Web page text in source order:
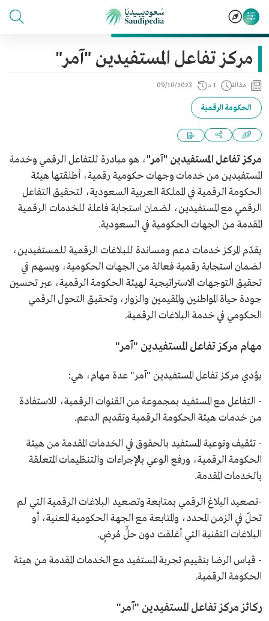
مركز تفاعل المستفيدين "آمر"
مقالة 1 د 09/10/2023
الحكومة الرقمية
مركز تفاعل المستفيدين "آمر"، هو مبادرة للتفاعل الرقمي وخدمة
المستفيدين من خدمات وجهات حكومية رقمية، أطلقتها هيئة
الحكومة الرقمية في المملكة العربية السعودية، لتحقيق التفاعل
الرقمي مع المستفيدين، لضمان استجابة فاعلة للخدمات الرقمية
المقدمة من الجهات الحكومية في السعودية.
يقدّم المركز خدمات دعم ومساندة للبلاغات الرقمية للمستفيدين،
لضمان استجابة رقمية فعالة من الجهات الحكومية، ويسهم في
تحقيق التوجهات الاستراتيجية لهيئة الحكومة الرقمية، عبر تحسين
جودة حياة المواطنين والمقيمين والزوار، وتحقيق التحول الرقمي
الحكومي في خدمة البلاغات الرقمية.
مهام مركز تفاعل المستفيدين "آمر"
يؤدي مركز تفاعل المستفيدين "آمر" عدة مهام، هي:
- التفاعل مع المستفيد بمجموعة من القنوات الرقمية، للاستفادة
من خدمات هيئة الحكومة الرقمية وتقديم الدعم.
- تثقيف وتوعية المستفيد بالحقوق في الخدمات المقدمة من هيئة
الحكومة الرقمية، ورفع الوعي بالإجراءات والتنظيمات المتعلقة
بالخدمات المقدمة.
-تصعيد البلاغ الرقمي بمتابعة وتصعيد البلاغات الرقمية التي لم
تحلّ في الزمن المحدد، والمتابعة مع الجهة الحكومية المعنية، أو
البلاغات التقنية التي أغلقت دون حلٍّ مُرضٍ.
- قياس الرضا بتقييم تجربة المستفيد مع الخدمات المقدمة من هيئة
الحكومة الرقمية.
ركائز مركز تفاعل المستفيدين "آمر"